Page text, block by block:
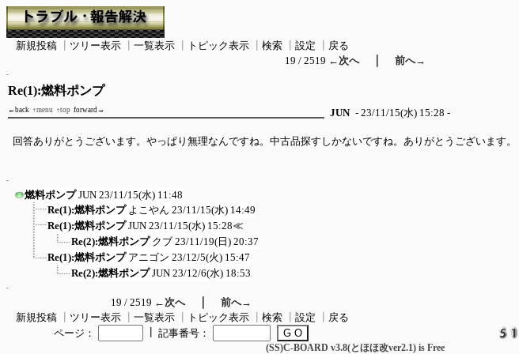
新規投稿 ツリー表示 一覧表示 トピック表示 検索 設定
戻る
19 / 2519 ←次へ｜ 前へ→
Re(1):燃料ポンプ
←back ↑menu ↑top forward→ JUN - 23/11/15(水) 15:28 -
回答ありがとうございます。やっぱり無理なんですね。中古品探すしかないですね。ありがとうございます。
燃料ポンプ JUN 23/11/15(水) 11:48
Re(1):燃料ポンプ よこやん 23/11/15(水) 14:49
Re(1):燃料ポンプ JUN 23/11/15(水) 15:28≪
Re(2):燃料ポンプ クブ 23/11/19(日) 20:37
Re(1):燃料ポンプ アニゴン 23/12/5(火) 15:47
Re(2):燃料ポンプ JUN 23/12/6(水) 18:53
19 / 2519 ←次へ｜ 前へ→
新規投稿
ツリー表示 一覧表示 トピック表示 検索 設定
戻る
ページ：
記事番号：
(SS)C-BOARD v3.8(とほほ改ver2.1) is Free